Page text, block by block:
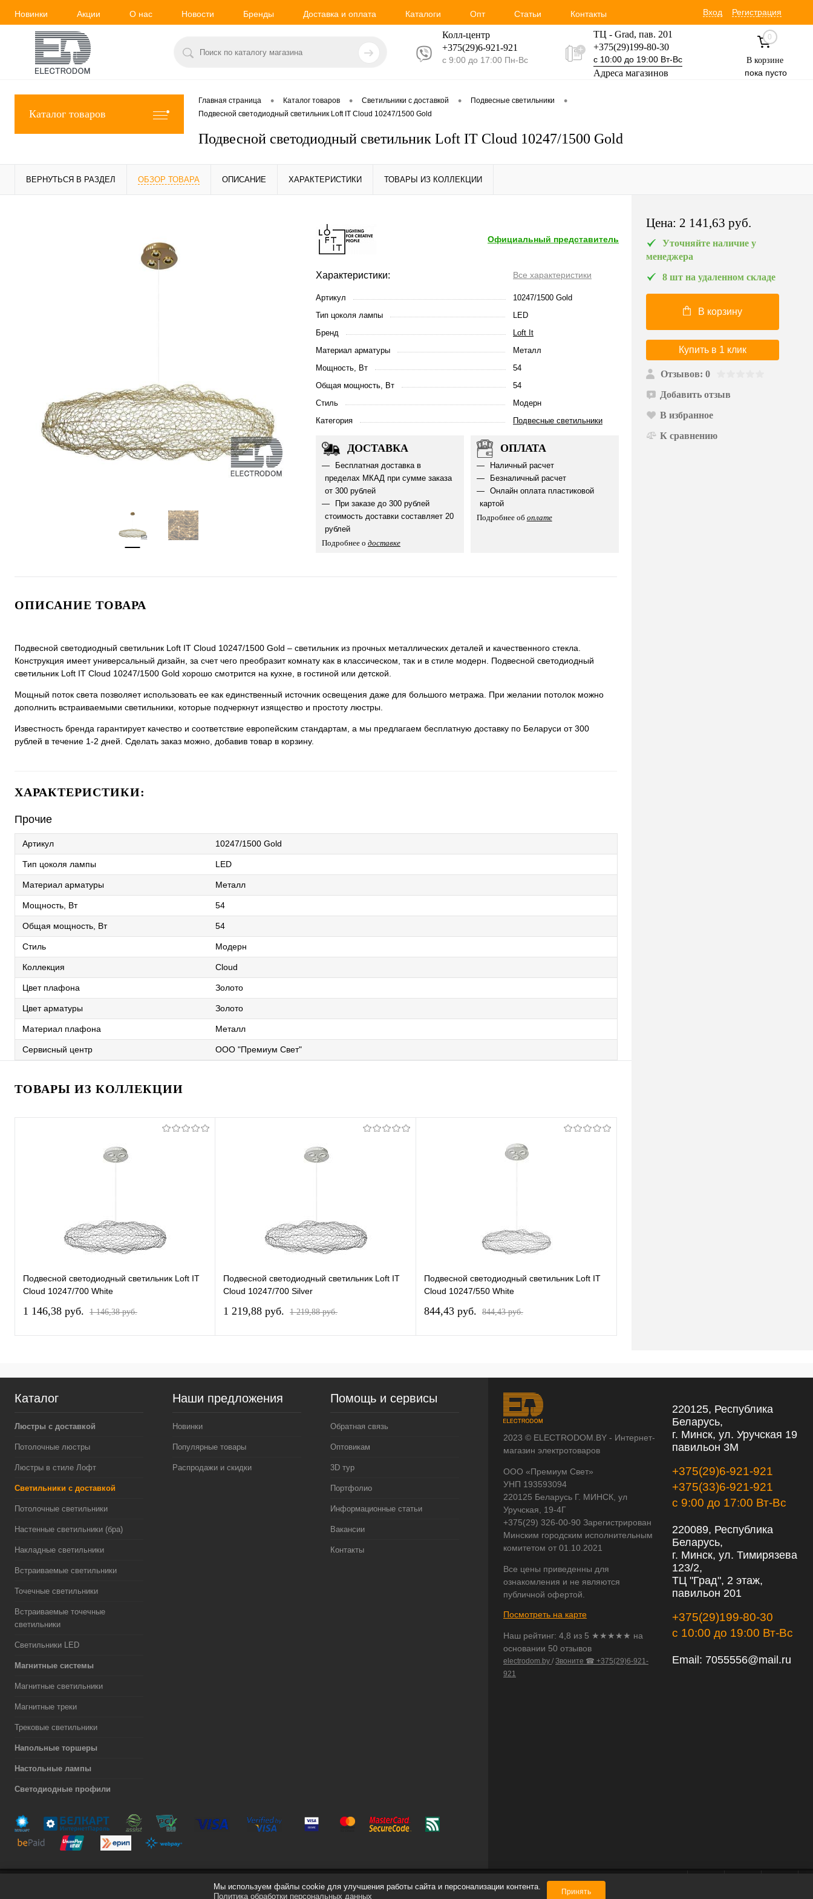
Новинки Акции О нас Новости Бренды Доставка и оплата Каталоги Опт Статьи Контакты Вход Регистрация
Колл-центр
+375(29)6-921-921
с 9:00 до 17:00 Пн-Вс
ТЦ - Grad, пав. 201
+375(29)199-80-30
с 10:00 до 19:00 Вт-Вс
Адреса магазинов
0
В корзине
пока пусто
Каталог товаров
Главная страница • Каталог товаров • Светильники с доставкой • Подвесные светильники •
Подвесной светодиодный светильник Loft IT Cloud 10247/1500 Gold
Подвесной светодиодный светильник Loft IT Cloud 10247/1500 Gold
ВЕРНУТЬСЯ В РАЗДЕЛ ОБЗОР ТОВАРА ОПИСАНИЕ ХАРАКТЕРИСТИКИ ТОВАРЫ ИЗ КОЛЛЕКЦИИ
Официальный представитель
Характеристики: Все характеристики
Артикул
10247/1500 Gold
Тип цоколя лампы
LED
Бренд
Loft It
Материал арматуры
Металл
Мощность, Вт
54
Общая мощность, Вт
54
Стиль
Модерн
Категория
Подвесные светильники
ДОСТАВКА
Бесплатная доставка в
пределах МКАД при сумме заказа
от 300 рублей
При заказе до 300 рублей
стоимость доставки составляет 20
рублей
Подробнее о доставке
ОПЛАТА
Наличный расчет
Безналичный расчет
Онлайн оплата пластиковой
картой
Подробнее об оплате
ОПИСАНИЕ ТОВАРА
Подвесной светодиодный светильник Loft IT Cloud 10247/1500 Gold – светильник из прочных металлических деталей и качественного стекла.
Конструкция имеет универсальный дизайн, за счет чего преобразит комнату как в классическом, так и в стиле модерн. Подвесной светодиодный
светильник Loft IT Cloud 10247/1500 Gold хорошо смотрится на кухне, в гостиной или детской.
Мощный поток света позволяет использовать ее как единственный источник освещения даже для большого метража. При желании потолок можно
дополнить встраиваемыми светильники, которые подчеркнут изящество и простоту люстры.
Известность бренда гарантирует качество и соответствие европейским стандартам, а мы предлагаем бесплатную доставку по Беларуси от 300
рублей в течение 1-2 дней. Сделать заказ можно, добавив товар в корзину.
ХАРАКТЕРИСТИКИ:
Прочие
Артикул 10247/1500 Gold
Тип цоколя лампы LED
Материал арматуры Металл
Мощность, Вт 54
Общая мощность, Вт 54
Стиль Модерн
Коллекция Cloud
Цвет плафона Золото
Цвет арматуры Золото
Материал плафона Металл
Сервисный центр ООО "Премиум Свет"
ТОВАРЫ ИЗ КОЛЛЕКЦИИ
Подвесной светодиодный светильник Loft IT
Cloud 10247/700 White
1 146,38 pуб. 1 146,38 pуб.
Подвесной светодиодный светильник Loft IT
Cloud 10247/700 Silver
1 219,88 pуб. 1 219,88 pуб.
Подвесной светодиодный светильник Loft IT
Cloud 10247/550 White
844,43 pуб. 844,43 pуб.
Цена: 2 141,63 pуб.
Уточняйте наличие у
менеджера
8 шт на удаленном складе
В корзину
Купить в 1 клик
Отзывов: 0
Добавить отзыв
В избранное
К сравнению
Каталог
Люстры с доставкой
Потолочные люстры
Люстры в стиле Лофт
Светильники с доставкой
Потолочные светильники
Настенные светильники (бра)
Накладные светильники
Встраиваемые светильники
Точечные светильники
Встраиваемые точечные
светильники
Светильники LED
Магнитные системы
Магнитные светильники
Магнитные треки
Трековые светильники
Напольные торшеры
Настольные лампы
Светодиодные профили
Наши предложения
Новинки
Популярные товары
Распродажи и скидки
Помощь и сервисы
Обратная связь
Оптовикам
3D тур
Портфолио
Информационные статьи
Вакансии
Контакты
2023 © ELECTRODOM.BY - Интернет-
магазин электротоваров
ООО «Премиум Свет»
УНП 193593094
220125 Беларусь Г. МИНСК, ул
Уручская, 19-4Г
+375(29) 326-00-90 Зарегистрирован
Минским городским исполнительным
комитетом от 01.10.2021
Все цены приведенны для
ознакомления и не являются
публичной офертой.
Посмотреть на карте
Наш рейтинг: 4,8 из 5 ★★★★★ на
основании 50 отзывов
electrodom.by / Звоните ☎ +375(29)6-921-
921
220125, Республика
Беларусь,
г. Минск, ул. Уручская 19
павильон 3М
+375(29)6-921-921
+375(33)6-921-921
с 9:00 до 17:00 Вт-Вс
220089, Республика
Беларусь,
г. Минск, ул. Тимирязева
123/2,
ТЦ "Град", 2 этаж,
павильон 201
+375(29)199-80-30
с 10:00 до 19:00 Вт-Вс
Email: 7055556@mail.ru
Мы используем файлы cookie для улучшения работы сайта и персонализации контента.
Политика обработки персональных данных
Принять